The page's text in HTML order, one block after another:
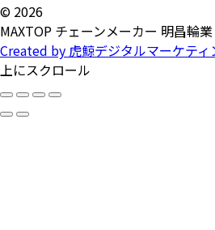
© 2026
MAXTOP チェーンメーカー 明昌輪業
Created by 虎鯨デジタルマーケティ
上にスクロール